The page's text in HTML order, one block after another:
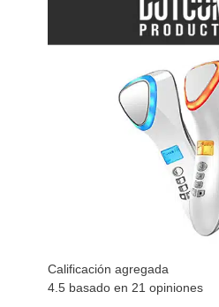
Calificación agregada
4.5 basado en 21 opiniones